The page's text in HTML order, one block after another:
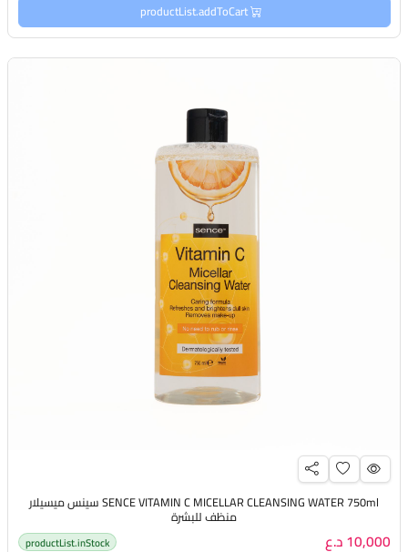
productList.addToCart
SENCE VITAMIN C MICELLAR CLEANSING WATER 750ml سينس ميسيلار
منظف للبشرة
10,000 د.ع productList.inStock